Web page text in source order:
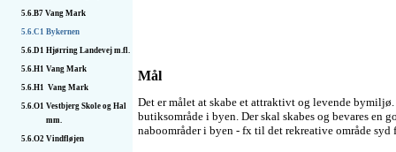
5.6.B7 Vang Mark
5.6.C1 Bykernen
5.6.D1 Hjørring Landevej m.fl.
5.6.H1 Vang Mark
5.6.H1 Vang Mark
5.6.O1 Vestbjerg Skole og Hal
mm.
5.6.O2 Vindfløjen
Mål
Det er målet at skabe et attraktivt og levende
butiksområde i byen. Der skal skabes og bevares en
naboområder i byen - fx til det rekreative område